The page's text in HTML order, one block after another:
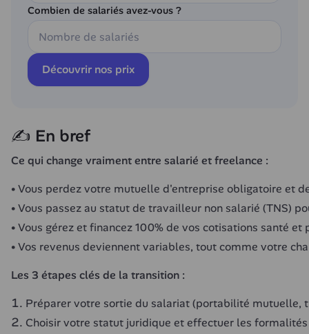
Combien de salariés avez-vous ?
Découvrir nos prix
✍️ En bref
Ce qui change vraiment entre salarié et freelance :
Vous perdez votre mutuelle d'entreprise obligatoire et
Vous passez au statut de travailleur non salarié (TNS)
Vous gérez et financez 100% de vos cotisations santé et
Vos revenus deviennent variables, tout comme votre
Les 3 étapes clés de la transition :
Préparer votre sortie du salariat (portabilité mutuelle,
Choisir votre statut juridique et effectuer les